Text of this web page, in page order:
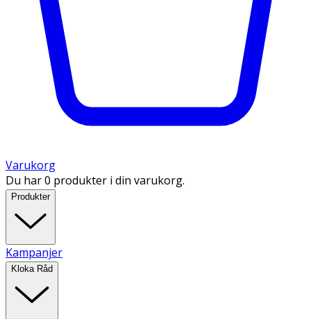
Varukorg
Du har 0 produkter i din varukorg.
Produkter
Kampanjer
Kloka Råd